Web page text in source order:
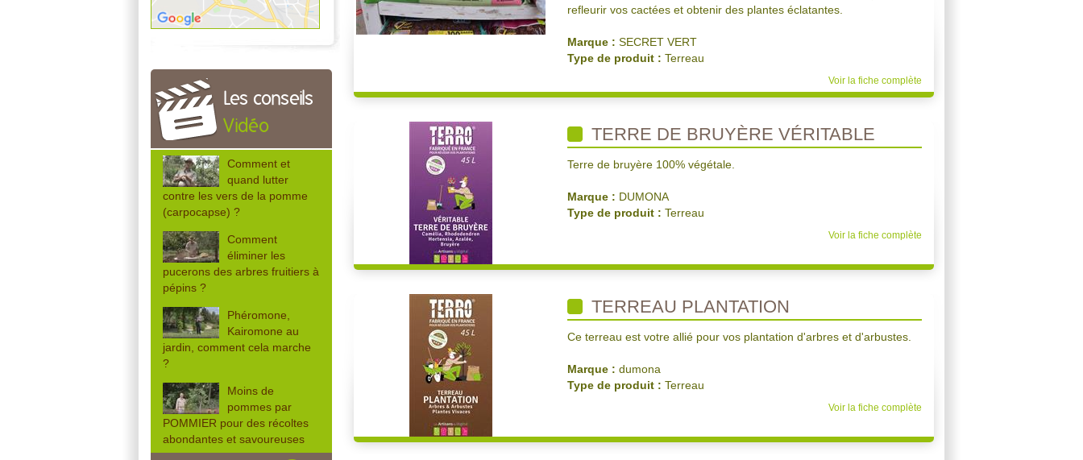
Les conseils
Vidéo
Comment et
quand lutter
contre les vers de la pomme
(carpocapse) ?
Comment
éliminer les
pucerons des arbres fruitiers à
pépins ?
Phéromone,
Kairomone au
jardin, comment cela marche
?
Moins de
pommes par
POMMIER pour des récoltes
abondantes et savoureuses
refleurir vos cactées et obtenir des plantes éclatantes.
Marque : SECRET VERT
Type de produit : Terreau
Voir la fiche complète
TERRE DE BRUYÈRE VÉRITABLE
Terre de bruyère 100% végétale.
Marque : DUMONA
Type de produit : Terreau
Voir la fiche complète
TERREAU PLANTATION
Ce terreau est votre allié pour vos plantation d'arbres et d'arbustes.
Marque : dumona
Type de produit : Terreau
Voir la fiche complète